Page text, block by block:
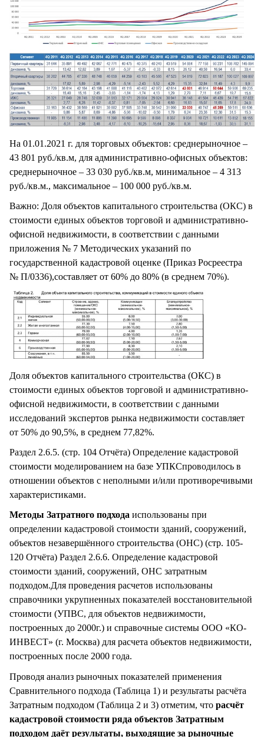
На 01.01.2021 г. для торговых объектов: среднерыночное –
43 801 руб./кв.м, для административно-офисных объектов:
среднерыночное – 33 030 руб./кв.м, минимальное – 4 313
руб./кв.м., максимальное – 100 000 руб./кв.м.
Важно: Доля объектов капитального строительства (ОКС) в
стоимости единых объектов торговой и административно-
офисной недвижимости, в соответствии с данными
приложения № 7 Методических указаний по
государственной кадастровой оценке (Приказ Росреестра
№ П/0336),составляет от 60% до 80% (в среднем 70%).
Доля объектов капитального строительства (ОКС) в
стоимости единых объектов торговой и административно-
офисной недвижимости, в соответствии с данными
исследований экспертов рынка недвижимости составляет
от 50% до 90,5%, в среднем 77,82%.
Раздел 2.6.5. (стр. 104 Отчёта) Определение кадастровой
стоимости моделированием на базе УПКСпроводилось в
отношении объектов с неполными и/или противоречивыми
характеристиками.
Методы Затратного подхода использованы при
определении кадастровой стоимости зданий, сооружений,
объектов незавершённого строительства (ОНС) (стр. 105-
120 Отчёта) Раздел 2.6.6. Определение кадастровой
стоимости зданий, сооружений, ОНС затратным
подходом.Для проведения расчетов использованы
справочники укрупненных показателей восстановительной
стоимости (УПВС, для объектов недвижимости,
построенных до 2000г.) и справочные системы ООО «КО-
ИНВЕСТ» (г. Москва) для расчета объектов недвижимости,
построенных после 2000 года.
Проводя анализ рыночных показателей применения
Сравнительного подхода (Таблица 1) и результаты расчёта
Затратным подходом (Таблица 2 и 3) отметим, что расчёт
кадастровой стоимости ряда объектов Затратным
подходом даёт результаты, выходящие за рыночные